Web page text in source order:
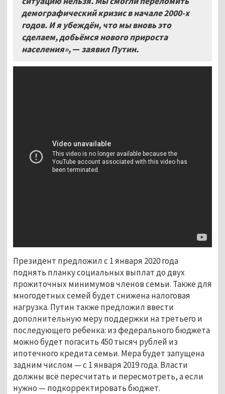
демографический кризис в начале 2000-х
годов. И я убеждён, что мы вновь это
сделаем, добьёмся нового прироста
населения»,— заявил Путин.
Президент предложил с 1 января 2020 года
поднять планку социальных выплат до двух
прожиточных минимумов членов семьи. Также для
многодетных семей будет снижена налоговая
нагрузка. Путин также предложил ввести
дополнительную меру поддержки на третьего и
последующего ребенка: из федерального бюджета
можно будет погасить 450 тысяч рублей из
ипотечного кредита семьи. Мера будет запущена
задним числом — с 1 января 2019 года. Власти
должны всё пересчитать и пересмотреть, а если
нужно — подкорректировать бюджет.